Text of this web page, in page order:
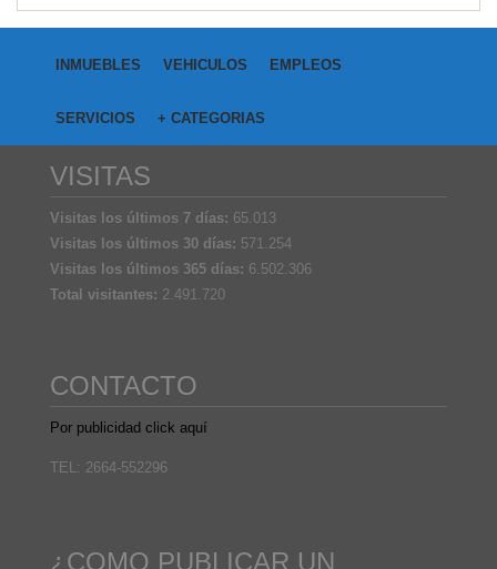
INMUEBLES VEHICULOS EMPLEOS
SERVICIOS + CATEGORIAS
VISITAS
Visitas los últimos 7 días: 65.013
Visitas los últimos 30 días: 571.254
Visitas los últimos 365 días: 6.502.306
Total visitantes: 2.491.720
CONTACTO
Por publicidad click aquí
TEL: 2664-552296
¿COMO PUBLICAR UN